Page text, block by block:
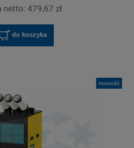
netto: 479,67 zł
do koszyka
nowość